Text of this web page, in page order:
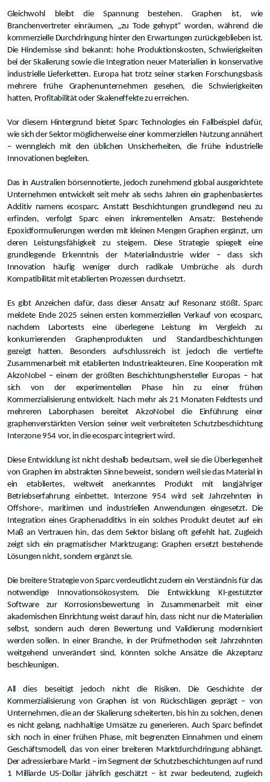
Gleichwohl bleibt die Spannung bestehen. Graphen ist, wie
Branchenvertreter einräumen, „zu Tode gehypt“ worden, während die
kommerzielle Durchdringung hinter den Erwartungen zurückgeblieben ist.
Die Hindernisse sind bekannt: hohe Produktionskosten, Schwierigkeiten
bei der Skalierung sowie die Integration neuer Materialien in konservative
industrielle Lieferketten. Europa hat trotz seiner starken Forschungsbasis
mehrere frühe Graphenunternehmen gesehen, die Schwierigkeiten
hatten, Profitabilität oder Skaleneffekte zu erreichen.
Vor diesem Hintergrund bietet Sparc Technologies ein Fallbeispiel dafür,
wie sich der Sektor möglicherweise einer kommerziellen Nutzung annähert
– wenngleich mit den üblichen Unsicherheiten, die frühe industrielle
Innovationen begleiten.
Das in Australien börsennotierte, jedoch zunehmend global ausgerichtete
Unternehmen entwickelt seit mehr als sechs Jahren ein graphenbasiertes
Additiv namens ecosparc. Anstatt Beschichtungen grundlegend neu zu
erfinden, verfolgt Sparc einen inkrementellen Ansatz: Bestehende
Epoxidformulierungen werden mit kleinen Mengen Graphen ergänzt, um
deren Leistungsfähigkeit zu steigern. Diese Strategie spiegelt eine
grundlegende Erkenntnis der Materialindustrie wider – dass sich
Innovation häufig weniger durch radikale Umbrüche als durch
Kompatibilität mit etablierten Prozessen durchsetzt.
Es gibt Anzeichen dafür, dass dieser Ansatz auf Resonanz stößt. Sparc
meldete Ende 2025 seinen ersten kommerziellen Verkauf von ecosparc,
nachdem Labortests eine überlegene Leistung im Vergleich zu
konkurrierenden Graphenprodukten und Standardbeschichtungen
gezeigt hatten. Besonders aufschlussreich ist jedoch die vertiefte
Zusammenarbeit mit etablierten Industrieakteuren. Eine Kooperation mit
AkzoNobel – einem der größten Beschichtungshersteller Europas – hat
sich von der experimentellen Phase hin zu einer frühen
Kommerzialisierung entwickelt. Nach mehr als 21 Monaten Feldtests und
mehreren Laborphasen bereitet AkzoNobel die Einführung einer
graphenverstärkten Version seiner weit verbreiteten Schutzbeschichtung
Interzone 954 vor, in die ecosparc integriert wird.
Diese Entwicklung ist nicht deshalb bedeutsam, weil sie die Überlegenheit
von Graphen im abstrakten Sinne beweist, sondern weil sie das Material in
ein etabliertes, weltweit anerkanntes Produkt mit langjähriger
Betriebserfahrung einbettet. Interzone 954 wird seit Jahrzehnten in
Offshore-, maritimen und industriellen Anwendungen eingesetzt. Die
Integration eines Graphenadditivs in ein solches Produkt deutet auf ein
Maß an Vertrauen hin, das dem Sektor bislang oft gefehlt hat. Zugleich
zeigt sich ein pragmatischer Marktzugang: Graphen ersetzt bestehende
Lösungen nicht, sondern ergänzt sie.
Die breitere Strategie von Sparc verdeutlicht zudem ein Verständnis für das
notwendige Innovationsökosystem. Die Entwicklung KI-gestützter
Software zur Korrosionsbewertung in Zusammenarbeit mit einer
akademischen Einrichtung weist darauf hin, dass nicht nur die Materialien
selbst, sondern auch deren Bewertung und Validierung modernisiert
werden sollen. In einer Branche, in der Prüfmethoden seit Jahrzehnten
weitgehend unverändert sind, könnten solche Ansätze die Akzeptanz
beschleunigen.
All dies beseitigt jedoch nicht die Risiken. Die Geschichte der
Kommerzialisierung von Graphen ist von Rückschlägen geprägt – von
Unternehmen, die an der Skalierung scheiterten, bis hin zu solchen, denen
es nicht gelang, nachhaltige Umsätze zu generieren. Auch Sparc befindet
sich noch in einer frühen Phase, mit begrenzten Einnahmen und einem
Geschäftsmodell, das von einer breiteren Marktdurchdringung abhängt.
Der adressierbare Markt – im Segment der Schutzbeschichtungen auf rund
1 Milliarde US-Dollar jährlich geschätzt – ist zwar bedeutend, zugleich